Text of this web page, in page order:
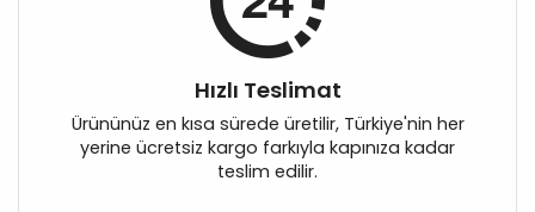
Hızlı Teslimat
Ürününüz en kısa sürede üretilir, Türkiye'nin her
yerine ücretsiz kargo farkıyla kapınıza kadar
teslim edilir.